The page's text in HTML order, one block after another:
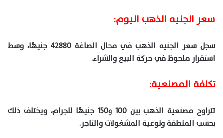
سعر الجنيه الذهب اليوم:
سجل سعر الجنيه الذهب في محال الصاغة 42880 جنيهًا، وسط
استقرار ملحوظ في حركة البيع والشراء.
تكلفة المصنعية:
تتراوح مصنعية الذهب بين 100 و150 جنيهًا للجرام، ويختلف ذلك
بحسب المنطقة ونوعية المشغولات والتاجر.